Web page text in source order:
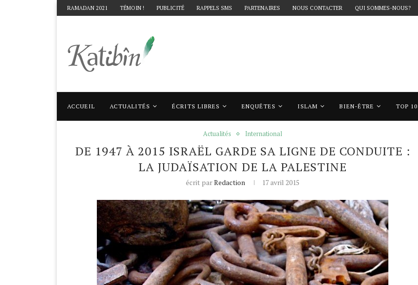
RAMADAN 2021 TÉMOIN ! PUBLICITÉ RAPPELS SMS PARTENAIRES NOUS CONTACTER QUI SOMMES-NOUS?
ACCUEIL ACTUALITÉS ÉCRITS LIBRES ENQUÊTES ISLAM BIEN-ÊTRE TOP 10
Accueil Actualités De 1947 à 2015 Israël garde sa ligne de conduite : la judaïsation de la Palestine
Actualités International
DE 1947 À 2015 ISRAËL GARDE SA LIGNE DE CONDUITE :
LA JUDAÏSATION DE LA PALESTINE
écrit parRedaction 17 avril 2015